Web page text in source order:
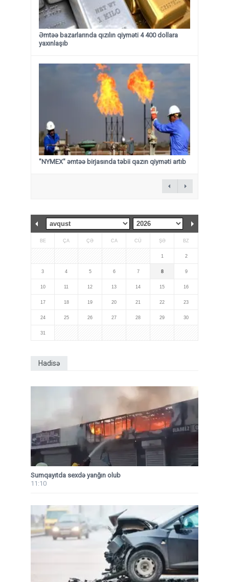
Əmtəə bazarlarında qızılın qiyməti 4 400 dollara
yaxınlaşıb
"NYMEX" əmtəə birjasında təbii qazın qiyməti artıb
BE ÇA ÇƏ CA CÜ ŞƏ BZ
1 2
3 4 5 6 7 8 9
10 11 12 13 14 15 16
17 18 19 20 21 22 23
24 25 26 27 28 29 30
31
Hadisə
Sumqayıtda sexdə yanğın olub
11:10